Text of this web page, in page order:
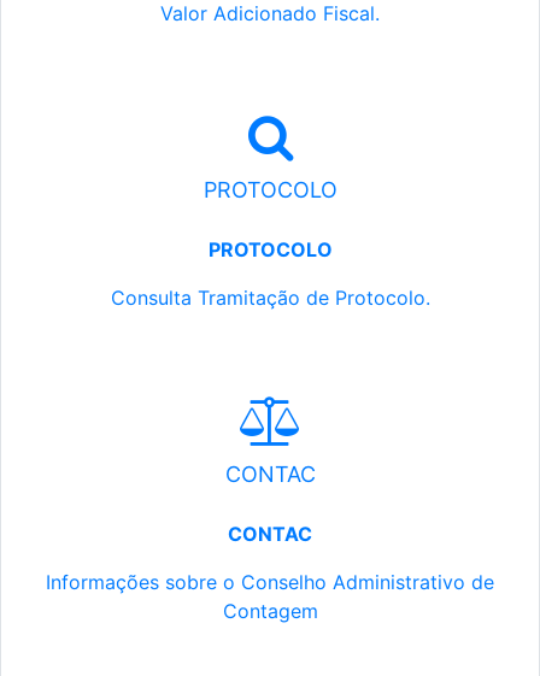
Valor Adicionado Fiscal.
PROTOCOLO
PROTOCOLO
Consulta Tramitação de Protocolo.
CONTAC
CONTAC
Informações sobre o Conselho Administrativo de
Contagem